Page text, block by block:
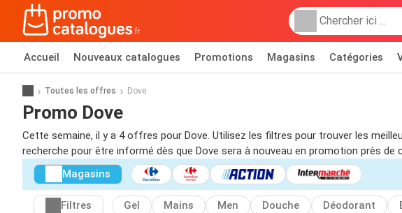
Accueil Nouveaux catalogues Promotions Magasins Catégories
Toutes les offres Dove
Promo Dove
Cette semaine, il y a 4 offres pour Dove. Utilisez les filtres pour trouver les
recherche pour être informé dès que Dove sera à nouveau en promotion près de
Magasins
Filtres Gel Mains Men Douche Déodorant